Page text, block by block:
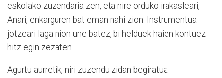
eskolako zuzendaria zen, eta nire orduko irakasleari,
Anari, enkarguren bat eman nahi zion. Instrumentua
jotzeari laga nion une batez, bi helduek haien kontuez
hitz egin zezaten.
Agurtu aurretik, niri zuzendu zidan begiratua